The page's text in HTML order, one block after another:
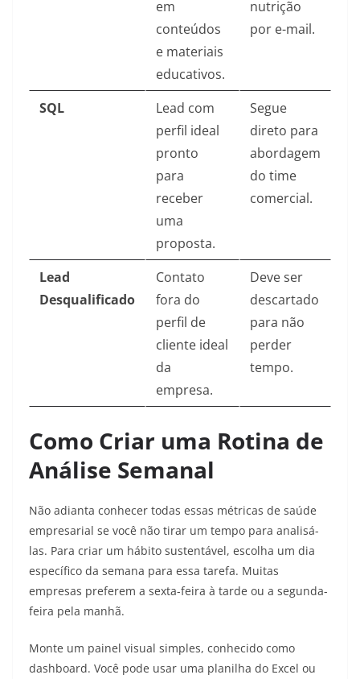
em
conteúdos
e materiais
educativos.
nutrição
por e-mail.
SQL
Lead com
perfil ideal
pronto
para
receber
uma
proposta.
Segue
direto para
abordagem
do time
comercial.
Lead
Desqualificado
Contato
fora do
perfil de
cliente ideal
da
empresa.
Deve ser
descartado
para não
perder
tempo.
Como Criar uma Rotina de
Análise Semanal
Não adianta conhecer todas essas métricas de saúde
empresarial se você não tirar um tempo para analisá-
las. Para criar um hábito sustentável, escolha um dia
específico da semana para essa tarefa. Muitas
empresas preferem a sexta-feira à tarde ou a segunda-
feira pela manhã.
Monte um painel visual simples, conhecido como
dashboard. Você pode usar uma planilha do Excel ou